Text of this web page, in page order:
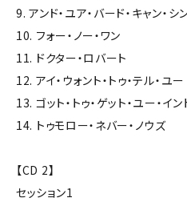
9. アンド・ユア・バード・キャン・シ
10. フォー・ノー・ワン
11. ドクター・ロバート
12. アイ・ウォント・トゥ・テル・ユー
13. ゴット・トゥ・ゲット・ユー・イン
14. トゥモロー・ネバー・ノウズ
【CD 2】
セッション1